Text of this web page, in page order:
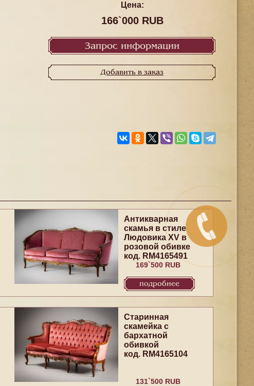
Цена:
166`000 RUB
Запрос информации
Добавить в заказ
Антикварная
скамья в стиле
Людовика XV в
розовой обивке
код. RM4165491
169`500 RUB
подробнее
Старинная
скамейка с
бархатной
обивкой
код. RM4165104
131`500 RUB